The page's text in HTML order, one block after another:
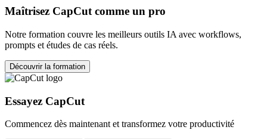
Maîtrisez CapCut comme un pro
Notre formation couvre les meilleurs outils IA avec workflows,
prompts et études de cas réels.
Découvrir la formation
Essayez CapCut
Commencez dès maintenant et transformez votre productivité